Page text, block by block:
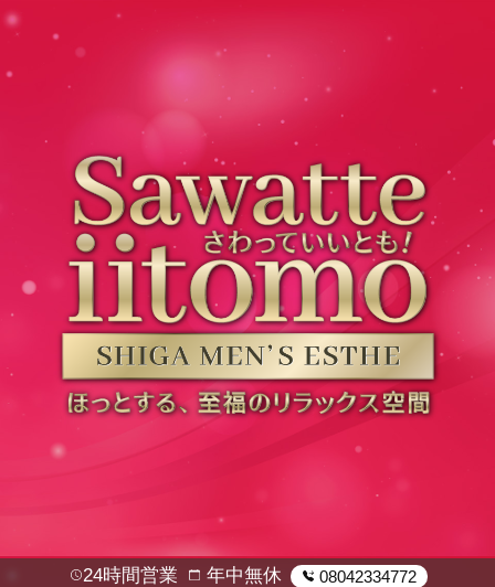
24時間営業 年中無休 08042334772